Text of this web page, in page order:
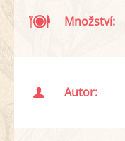
Množství:
Autor: